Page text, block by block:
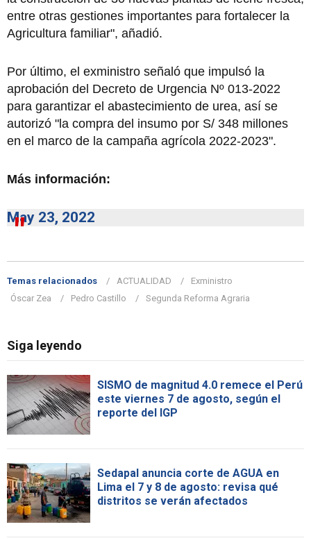
entre otras gestiones importantes para fortalecer la
Agricultura familiar", añadió.
Por último, el exministro señaló que impulsó la
aprobación del Decreto de Urgencia Nº 013-2022
para garantizar el abastecimiento de urea, así se
autorizó "la compra del insumo por S/ 348 millones
en el marco de la campaña agrícola 2022-2023".
Más información:
May 23, 2022
Temas relacionados ACTUALIDAD
Exministro
Óscar Zea
Pedro Castillo Segunda Reforma Agraria
Siga leyendo
SISMO de magnitud 4.0 remece el Perú
este viernes 7 de agosto, según el
reporte del IGP
Sedapal anuncia corte de AGUA en
Lima el 7 y 8 de agosto: revisa qué
distritos se verán afectados